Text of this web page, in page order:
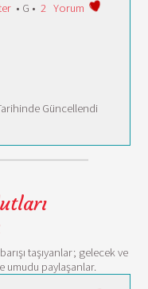
• G • 2 Yorum
Güncellendi
taşıyanlar; gelecek ve
umudu paylaşanlar.